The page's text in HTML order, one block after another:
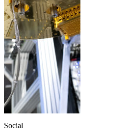
Social